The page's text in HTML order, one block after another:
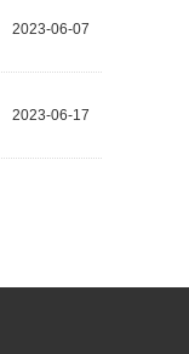
2023-06-07
2023-06-17